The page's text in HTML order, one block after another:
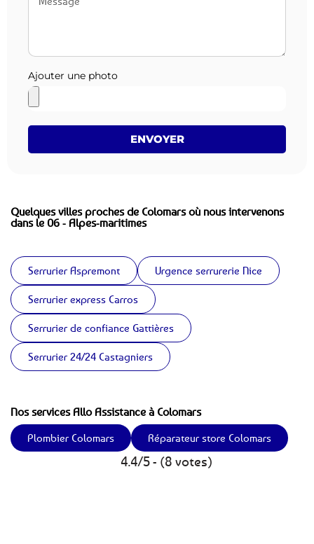
Ajouter une photo
ENVOYER
Quelques villes proches de Colomars où nous intervenons
dans le 06 - Alpes-maritimes
Serrurier Aspremont Urgence serrurerie Nice
Serrurier express Carros
Serrurier de confiance Gattières
Serrurier 24/24 Castagniers
Nos services Allo Assistance à Colomars
Plombier Colomars Réparateur store Colomars
4.4/5 - (8 votes)